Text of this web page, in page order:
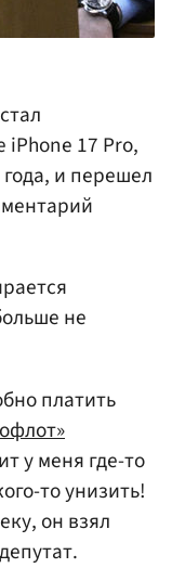
iPhone 17 Pro,
и перешел
не
платить
у меня где-то
то унизить!
он взял